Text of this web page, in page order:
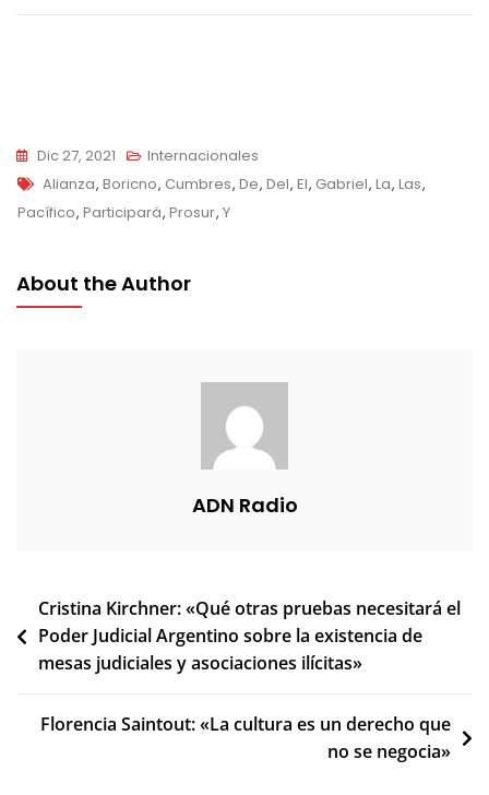
de
Dic 27, 2021
Internacionales
Tags
Alianza, Boricno, Cumbres, De, Del, El, Gabriel, La, Las,
Pacífico, Participará, Prosur, Y
About the Author
ADN Radio
Navegación
de
entradas
Cristina Kirchner: «Qué otras pruebas necesitará el
Poder Judicial Argentino sobre la existencia de
mesas judiciales y asociaciones ilícitas»
Florencia Saintout: «La cultura es un derecho que
no se negocia»